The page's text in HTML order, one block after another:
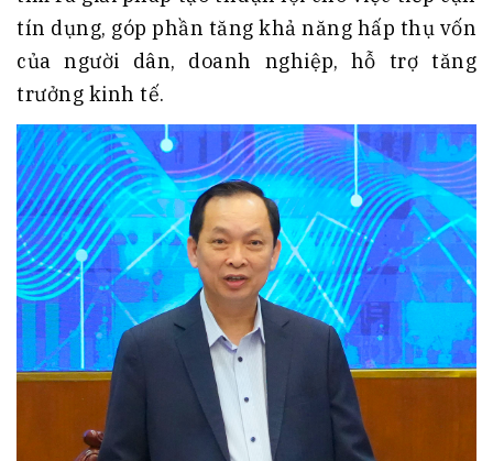
tín dụng, góp phần tăng khả năng hấp thụ vốn
của người dân, doanh nghiệp, hỗ trợ tăng
trưởng kinh tế.